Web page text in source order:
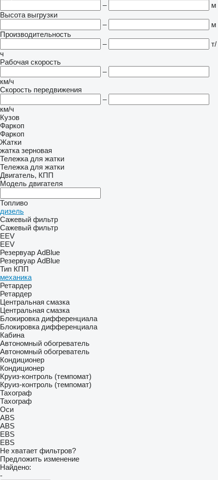
–
м
Высота выгрузки
–
м
Производительность
–
т/
ч
Рабочая скорость
–
км/ч
Скорость передвижения
–
км/ч
Кузов
Фаркоп
Фаркоп
Жатки
жатка зерновая
Тележка для жатки
Тележка для жатки
Двигатель, КПП
Модель двигателя
Топливо
дизель
Сажевый фильтр
Сажевый фильтр
EEV
EEV
Резервуар AdBlue
Резервуар AdBlue
Тип КПП
механика
Ретардер
Ретардер
Центральная смазка
Центральная смазка
Блокировка дифференциала
Блокировка дифференциала
Кабина
Автономный обогреватель
Автономный обогреватель
Кондиционер
Кондиционер
Круиз-контроль (темпомат)
Круиз-контроль (темпомат)
Тахограф
Тахограф
Оси
ABS
ABS
EBS
EBS
Не хватает фильтров?
Предложить изменение
Найдено:
-